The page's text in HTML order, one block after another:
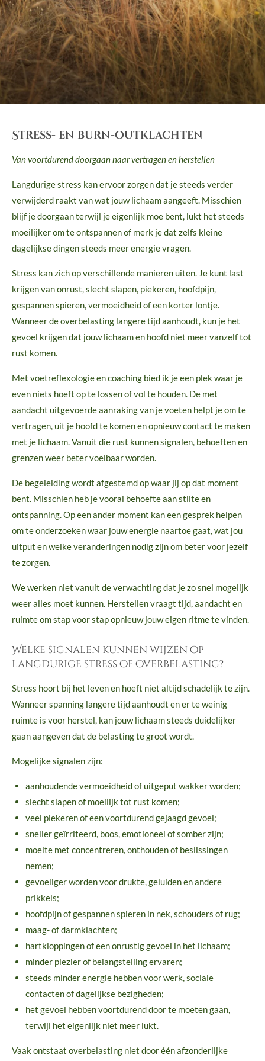
Stress- en burn-outklachten
Van voortdurend doorgaan naar vertragen en herstellen
Langdurige stress kan ervoor zorgen dat je steeds verder
verwijderd raakt van wat jouw lichaam aangeeft. Misschien
blijf je doorgaan terwijl je eigenlijk moe bent, lukt het steeds
moeilijker om te ontspannen of merk je dat zelfs kleine
dagelijkse dingen steeds meer energie vragen.
Stress kan zich op verschillende manieren uiten. Je kunt last
krijgen van onrust, slecht slapen, piekeren, hoofdpijn,
gespannen spieren, vermoeidheid of een korter lontje.
Wanneer de overbelasting langere tijd aanhoudt, kun je het
gevoel krijgen dat jouw lichaam en hoofd niet meer vanzelf tot
rust komen.
Met voetreflexologie en coaching bied ik je een plek waar je
even niets hoeft op te lossen of vol te houden. De met
aandacht uitgevoerde aanraking van je voeten helpt je om te
vertragen, uit je hoofd te komen en opnieuw contact te maken
met je lichaam. Vanuit die rust kunnen signalen, behoeften en
grenzen weer beter voelbaar worden.
De begeleiding wordt afgestemd op waar jij op dat moment
bent. Misschien heb je vooral behoefte aan stilte en
ontspanning. Op een ander moment kan een gesprek helpen
om te onderzoeken waar jouw energie naartoe gaat, wat jou
uitput en welke veranderingen nodig zijn om beter voor jezelf
te zorgen.
We werken niet vanuit de verwachting dat je zo snel mogelijk
weer alles moet kunnen. Herstellen vraagt tijd, aandacht en
ruimte om stap voor stap opnieuw jouw eigen ritme te vinden.
Welke signalen kunnen wijzen op
langdurige stress of overbelasting?
Stress hoort bij het leven en hoeft niet altijd schadelijk te zijn.
Wanneer spanning langere tijd aanhoudt en er te weinig
ruimte is voor herstel, kan jouw lichaam steeds duidelijker
gaan aangeven dat de belasting te groot wordt.
Mogelijke signalen zijn:
aanhoudende vermoeidheid of uitgeput wakker worden;
slecht slapen of moeilijk tot rust komen;
veel piekeren of een voortdurend gejaagd gevoel;
sneller geïrriteerd, boos, emotioneel of somber zijn;
moeite met concentreren, onthouden of beslissingen
nemen;
gevoeliger worden voor drukte, geluiden en andere
prikkels;
hoofdpijn of gespannen spieren in nek, schouders of rug;
maag- of darmklachten;
hartkloppingen of een onrustig gevoel in het lichaam;
minder plezier of belangstelling ervaren;
steeds minder energie hebben voor werk, sociale
contacten of dagelijkse bezigheden;
het gevoel hebben voortdurend door te moeten gaan,
terwijl het eigenlijk niet meer lukt.
Vaak ontstaat overbelasting niet door één afzonderlijke